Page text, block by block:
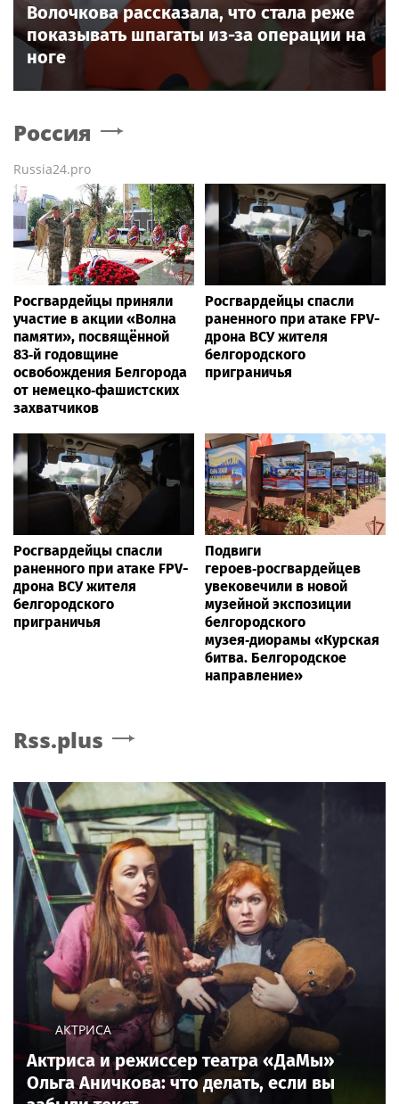
Волочкова рассказала, что стала реже
показывать шпагаты из-за операции на
ноге
Россия
Russia24.pro
Росгвардейцы приняли
участие в акции «Волна
памяти», посвящённой
83‑й годовщине
освобождения Белгорода
от немецко‑фашистских
захватчиков
Росгвардейцы спасли
раненного при атаке FPV-
дрона ВСУ жителя
белгородского
приграничья
Росгвардейцы спасли
раненного при атаке FPV-
дрона ВСУ жителя
белгородского
приграничья
Подвиги
героев‑росгвардейцев
увековечили в новой
музейной экспозиции
белгородского
музея‑диорамы «Курская
битва. Белгородское
направление»
Rss.plus
АКТРИСА
Актриса и режиссер театра «ДаМы»
Ольга Аничкова: что делать, если вы